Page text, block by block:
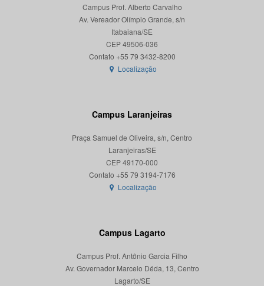
Campus Prof. Alberto Carvalho
Av. Vereador Olímpio Grande, s/n
Itabaiana/SE
CEP 49506-036
Localização
Campus Laranjeiras
Praça Samuel de Oliveira, s/n, Centro
Laranjeiras/SE
CEP 49170-000
Localização
Campus Lagarto
Campus Prof. Antônio Garcia Filho
Av. Governador Marcelo Déda, 13, Centro
Lagarto/SE